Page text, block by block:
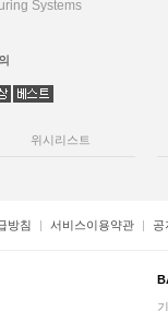
Systems
위시리스트
방침 서비스이용약관 공